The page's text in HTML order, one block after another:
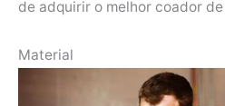
de adquirir o melhor coador
Material